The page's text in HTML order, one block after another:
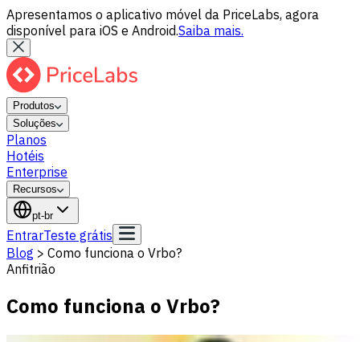
Apresentamos o aplicativo móvel da PriceLabs, agora
disponível para iOS e Android.Saiba mais.
Produtos
Soluções
Planos
Hotéis
Enterprise
Recursos
pt-br
EntrarTeste grátis
Blog > Como funciona o Vrbo?
Anfitrião
Como funciona o Vrbo?